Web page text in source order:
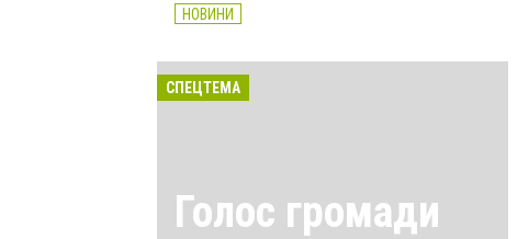
НОВИНИ
СПЕЦТЕМА
Голос громади